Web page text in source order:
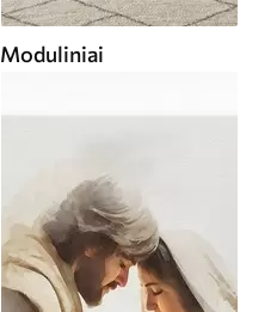
Moduliniai